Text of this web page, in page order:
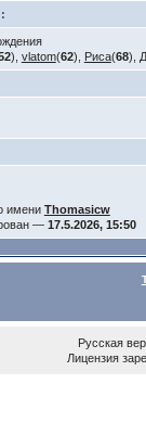
), vlatom(62), Риса(68),
имени Thomasicw
— 17.5.2026, 15:50
Русская
Лицензия